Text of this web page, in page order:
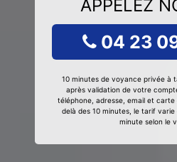
APPELEZ
04 23
10 minutes de voyance privée à
après validation de votre
téléphone, adresse, email et
delà des 10 minutes, le tarif
minute selon le